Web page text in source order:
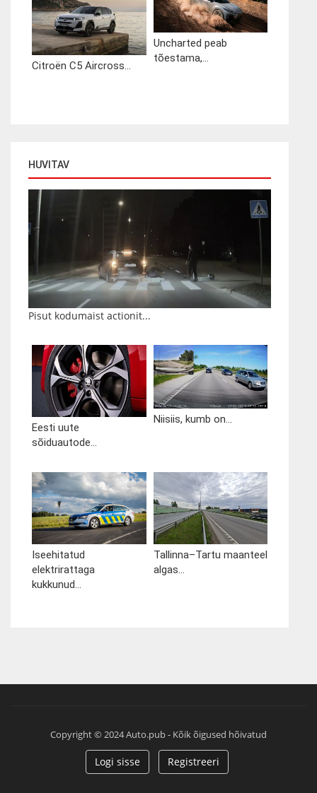
Citroën C5 Aircross...
Uncharted peab
tõestama,...
HUVITAV
Pisut kodumaist actionit...
Eesti uute
sõiduautode...
Niisiis, kumb on...
Iseehitatud
elektrirattaga
kukkunud...
Tallinna–Tartu maanteel
algas...
Copyright © 2024 Auto.pub - Kõik õigused hõivatud
Logi sisse Registreeri